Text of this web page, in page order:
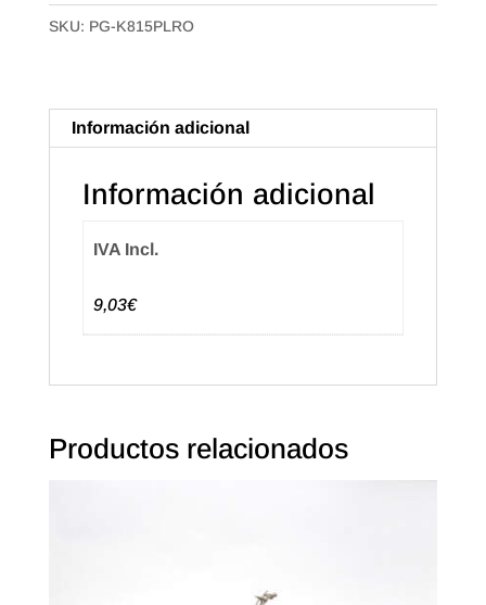
de
combinado
(125u.+125u.)
cantidad
SKU: PG-K815PLRO
Información adicional
Información adicional
IVA Incl.
9,03€
Productos relacionados